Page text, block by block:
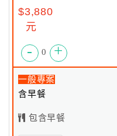
$3,880
元
- 0 +
一般專案
含早餐
包含早餐